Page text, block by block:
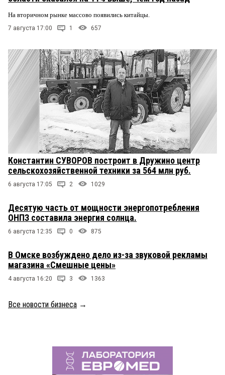
На вторичном рынке массово появились китайцы.
7 августа 17:00 1 657
Константин СУВОРОВ построит в Дружино центр
сельскохозяйственной техники за 564 млн руб.
6 августа 17:05 2 1029
Десятую часть от мощности энергопотребления
ОНПЗ составила энергия солнца.
6 августа 12:35 0 875
В Омске возбуждено дело из-за звуковой рекламы
магазина «Смешные цены»
4 августа 16:20 3 1363
Все новости бизнеса →